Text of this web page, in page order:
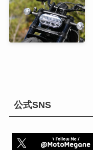
公式SNS